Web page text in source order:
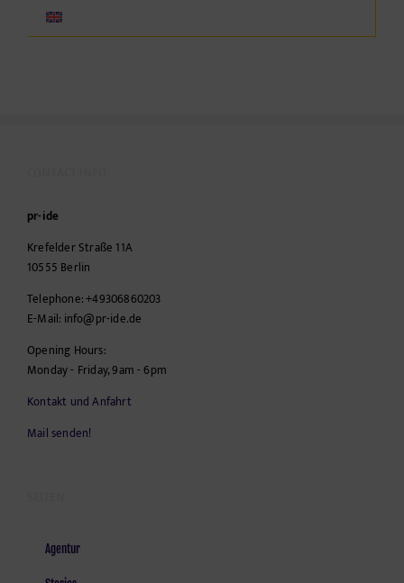
pr-ide
Krefelder Straße 11A
10555 Berlin
Telephone:+49306860203
E-Mail: info@pr-ide.de
Opening Hours:
Monday - Friday, 9am - 6pm
Kontakt und Anfahrt
Mail senden!
Agentur